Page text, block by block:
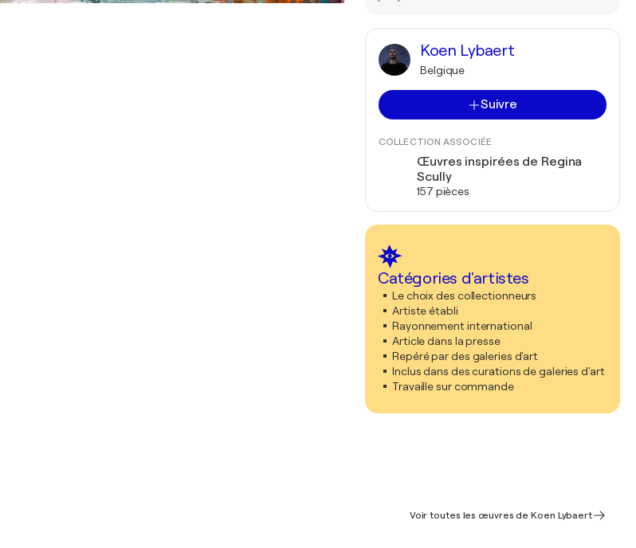
Koen Lybaert
Belgique
Suivre
COLLECTION ASSOCIÉE
Œuvres inspirées de Regina
Scully
157 pièces
Catégories d'artistes
Le choix des collectionneurs
Artiste établi
Rayonnement international
Article dans la presse
Repéré par des galeries d'art
Inclus dans des curations de galeries d'art
Travaille sur commande
Voir toutes les œuvres de Koen Lybaert